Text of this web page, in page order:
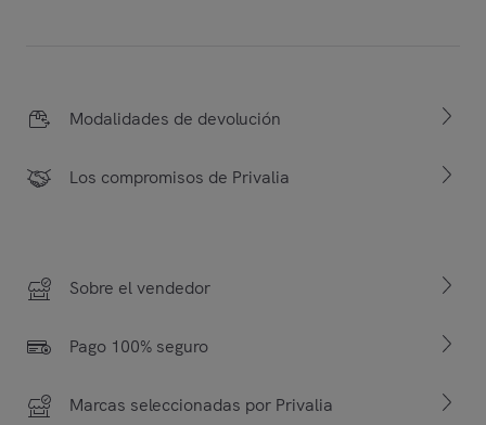
Modalidades de devolución
Los compromisos de Privalia
Sobre el vendedor
Pago 100% seguro
Marcas seleccionadas por Privalia